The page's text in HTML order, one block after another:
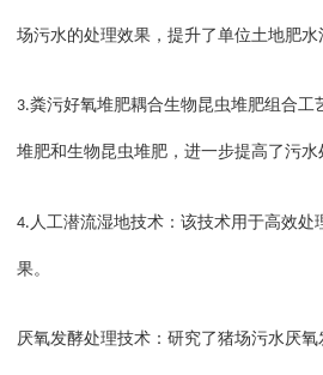
场污水的处理效果，提升了单位土地肥水
3.粪污好氧堆肥耦合生物昆虫堆肥组合工
堆肥和生物昆虫堆肥，进一步提高了污水
4. 人工潜流湿地技术：该技术用于高效处
果。
厌氧发酵处理技术：研究了猪场污水厌